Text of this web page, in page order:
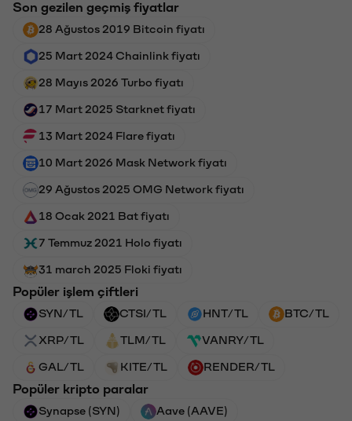
Son gezilen geçmiş fiyatlar
28 Ağustos 2019 Bitcoin fiyatı
25 Mart 2024 Chainlink fiyatı
28 Mayıs 2026 Turbo fiyatı
17 Mart 2025 Starknet fiyatı
13 Mart 2024 Flare fiyatı
10 Mart 2026 Mask Network fiyatı
29 Ağustos 2025 OMG Network fiyatı
18 Ocak 2021 Bat fiyatı
7 Temmuz 2021 Holo fiyatı
31 march 2025 Floki fiyatı
Popüler işlem çiftleri
SYN/TL CTSI/TL HNT/TL BTC/TL
XRP/TL TLM/TL VANRY/TL
GAL/TL KITE/TL RENDER/TL
Popüler kripto paralar
Synapse (SYN) Aave (AAVE)